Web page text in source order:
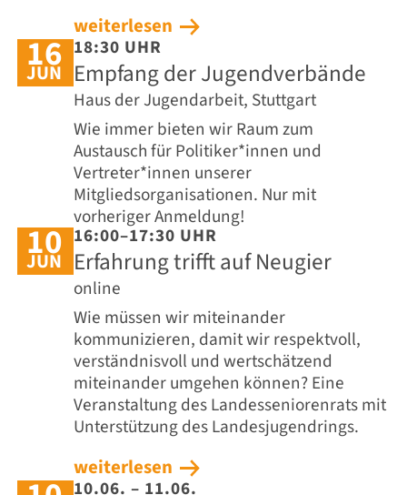
weiterlesen
16
JUN
18:30 UHR
Empfang der Jugendverbände
Haus der Jugendarbeit, Stuttgart
Wie immer bieten wir Raum zum
Austausch für Politiker*innen und
Vertreter*innen unserer
Mitgliedsorganisationen. Nur mit
vorheriger Anmeldung!
10
JUN
16:00–17:30 UHR
Erfahrung trifft auf Neugier
online
Wie müssen wir miteinander
kommunizieren, damit wir respektvoll,
verständnisvoll und wertschätzend
miteinander umgehen können? Eine
Veranstaltung des Landesseniorenrats mit
Unterstützung des Landesjugendrings.
weiterlesen
10.06. – 11.06.